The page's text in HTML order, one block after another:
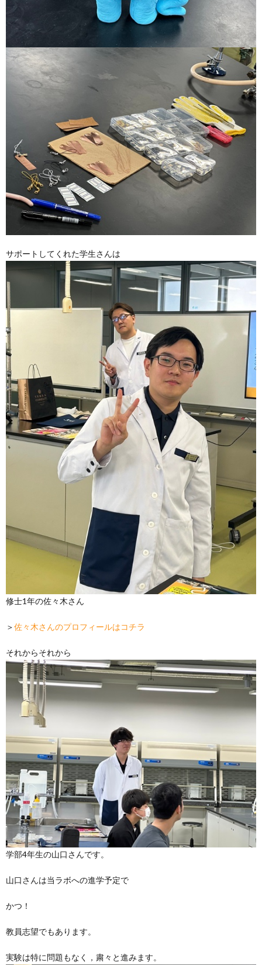
サポートしてくれた学生さんは
修士1年の佐々木さん
＞佐々木さんのプロフィールはコチラ
それからそれから
学部4年生の山口さんです。
山口さんは当ラボへの進学予定で
かつ！
教員志望でもあります。
実験は特に問題もなく，粛々と進みます。